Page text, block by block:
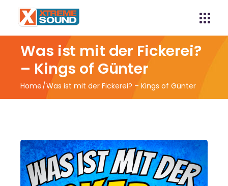
Was ist mit der Fickerei?
– Kings of Günter
Home Was ist mit der Fickerei? – Kings of Günter